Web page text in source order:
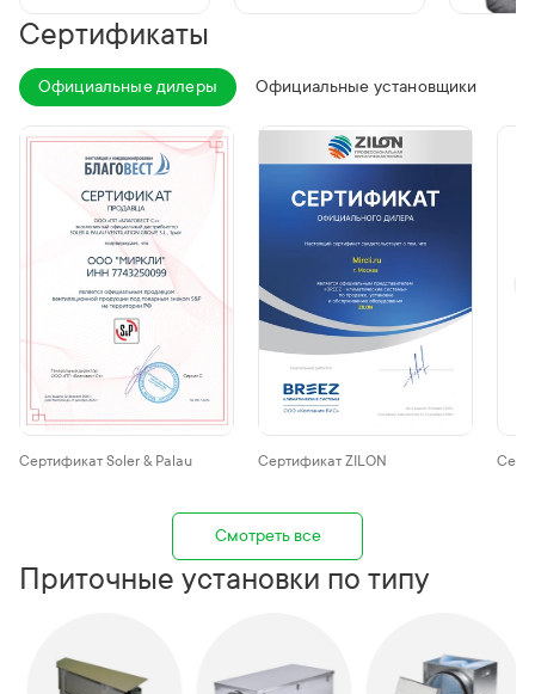
Сертификаты
Официальные дилеры Официальные установщики
Сертификат Soler & Palau Сертификат ZILON
Смотреть все
Приточные установки по типу